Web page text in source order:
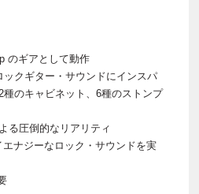
のギアとして動作
ックギター・サウンドにインスパ
のキャビネット、6種のストンプ
る圧倒的なリアリティ
エナジーなロック・サウンドを実